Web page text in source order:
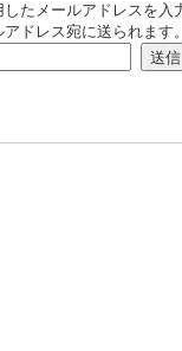
たメールアドレスを
ドレス宛に送られます。